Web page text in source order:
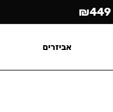
אביזרים